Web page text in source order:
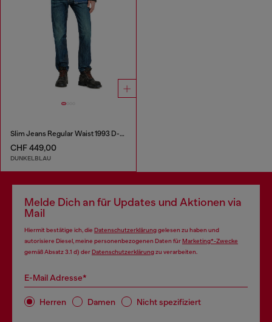
Slim Jeans Regular Waist 1993 D-Vyl
CHF 449,00
DUNKELBLAU
Melde Dich an für Updates und Aktionen via
Mail
Hiermit bestätige ich, die Datenschutzerklärunggelesen zu haben und
autorisiere Diesel, meine personenbezogenen Daten fürMarketing*-Zwecke
gemäß Absatz 3.1 d) derDatenschutzerklärungzu verarbeiten.
E-Mail Adresse*
Herren Damen Nicht spezifiziert